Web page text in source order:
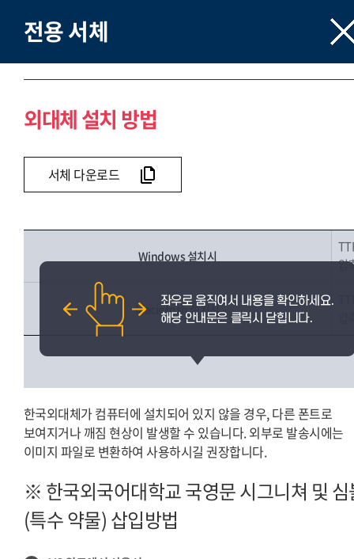
전용 서체
외대체 설치 방법
서체 다운로드
Windows 설치시
압
Macintosh 설치시
한국외대체가 컴퓨터에 설치되어 있지 않을 경우, 다른 폰트로
보여지거나 깨짐 현상이 발생할 수 있습니다. 외부로 발송시에는
이미지 파일로 변환하여 사용하시길 권장합니다.
※ 한국외국어대학교 국영문 시그니쳐 및
(특수 약물) 삽입방법